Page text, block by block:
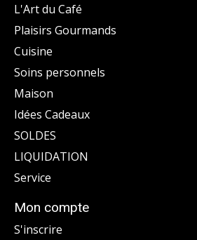
L'Art du Café
Plaisirs Gourmands
Cuisine
Soins personnels
Maison
Idées Cadeaux
SOLDES
LIQUIDATION
Service
Mon compte
S'inscrire